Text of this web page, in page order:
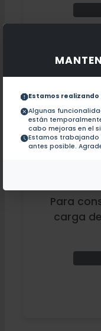
Estamos
Algunas
están
cabo mejoras en el
Estamos
antes posible.
Para
carga